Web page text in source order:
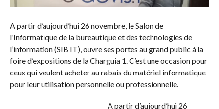
A partir d’aujourd’hui 26 novembre, le Salon de
l’Informatique de la bureautique et des technologies de
l’information (SIB IT), ouvre ses portes au grand public à la
foire d’expositions de la Charguia 1. C’est une occasion pour
ceux qui veulent acheter au rabais du matériel informatique
pour leur utilisation personnelle ou professionnelle.
A partir d’aujourd’hui 26